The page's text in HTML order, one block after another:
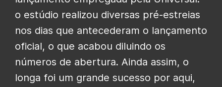
o estúdio realizou diversas pré-estreias
nos dias que antecederam o lançamento
oficial, o que acabou diluindo os
números de abertura. Ainda assim, o
longa foi um grande sucesso por aqui,